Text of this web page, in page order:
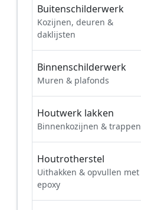
Buitenschilderwerk
Kozijnen, deuren &
daklijsten
Binnenschilderwerk
Muren & plafonds
Houtwerk lakken
Binnenkozijnen & trappen
Houtrotherstel
Uithakken & opvullen met
epoxy